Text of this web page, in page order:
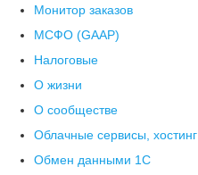
Монитор заказов
МСФО (GAAP)
Налоговые
О жизни
О сообществе
Облачные сервисы, хостинг
Обмен данными 1С